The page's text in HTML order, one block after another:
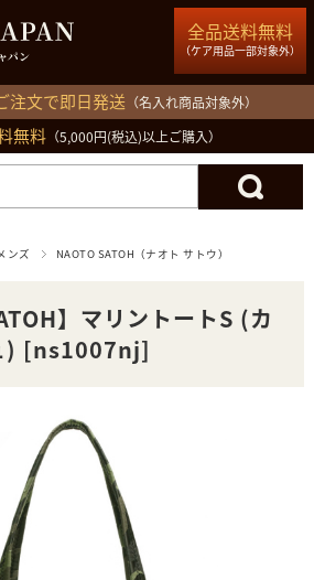
全品送料無料
（ケア用品一部対象外）
注文で即日発送 （名入れ商品対象外）
無料（5,000円(税込)以上ご購入）
03-5809-1212
会員登録 買い物カゴ
ンズ NAOTO SATOH（ナオト サトウ）
】マリントートS (カ
) [ns1007nj]